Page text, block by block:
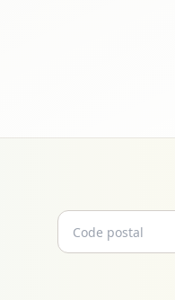
Code postal
Email